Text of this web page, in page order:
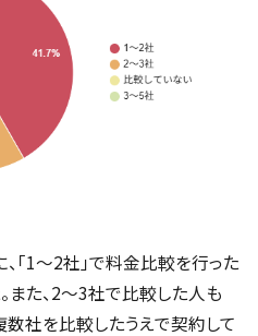
「1〜2社」で料金比較を行った
また、2〜3社で比較した人も
数社を比較したうえで契約して